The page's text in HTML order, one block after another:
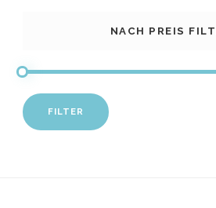
NACH PREIS
FILTER